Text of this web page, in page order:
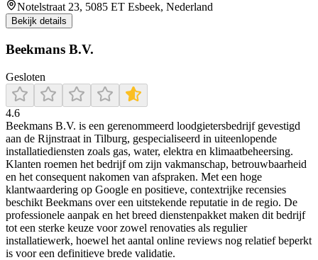
Notelstraat 23, 5085 ET Esbeek, Nederland
Bekijk details
Beekmans B.V.
Gesloten
4.6
Beekmans B.V. is een gerenommeerd loodgietersbedrijf gevestigd
aan de Rijnstraat in Tilburg, gespecialiseerd in uiteenlopende
installatiediensten zoals gas, water, elektra en klimaatbeheersing.
Klanten roemen het bedrijf om zijn vakmanschap, betrouwbaarheid
en het consequent nakomen van afspraken. Met een hoge
klantwaardering op Google en positieve, contextrijke recensies
beschikt Beekmans over een uitstekende reputatie in de regio. De
professionele aanpak en het breed dienstenpakket maken dit bedrijf
tot een sterke keuze voor zowel renovaties als regulier
installatiewerk, hoewel het aantal online reviews nog relatief beperkt
is voor een definitieve brede validatie.